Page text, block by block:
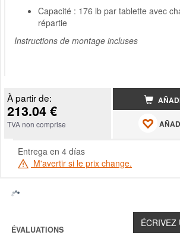
Capacité : 176 lb par tablette avec
répartie
Instructions de montage incluses
À partir de:
213.04 €
TVA non comprise
Entrega en 4 días
M'avertir si le prix change.
ÉVALUATIONS